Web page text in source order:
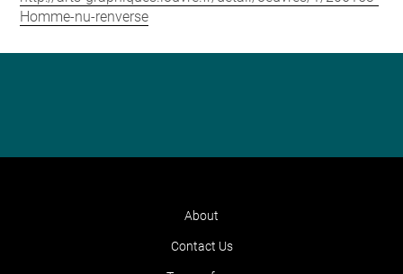
Homme-nu-renverse
About
Contact Us